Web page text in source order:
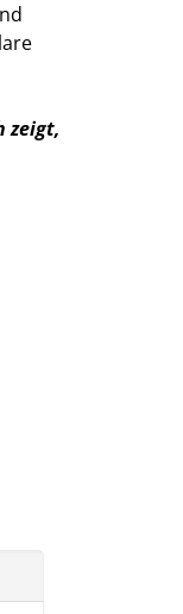
zeigt,